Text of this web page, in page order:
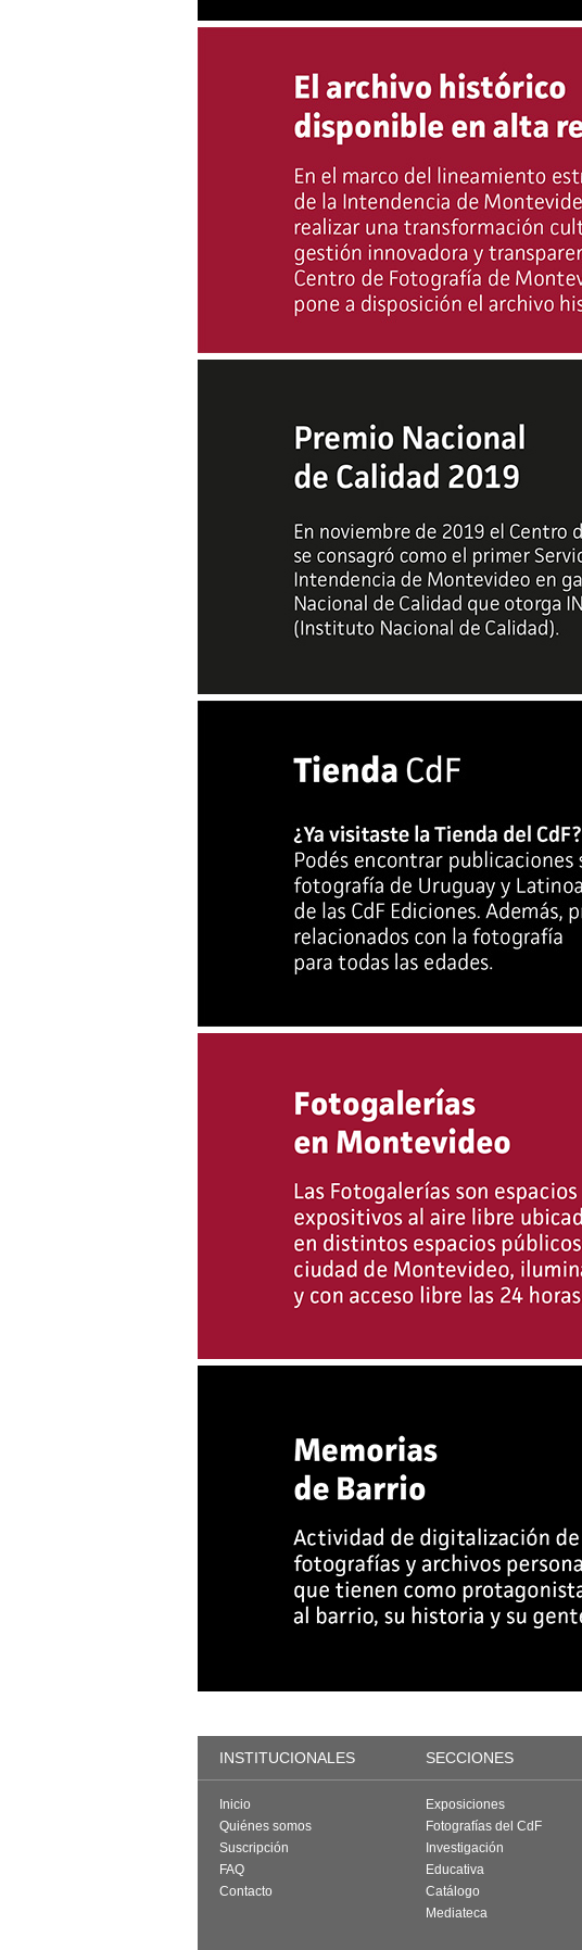
INSTITUCIONALES SECCIONES
Inicio
Quiénes somos
Suscripción
FAQ
Contacto
Exposiciones
Fotografías del CdF
Investigación
Educativa
Catálogo
Mediateca